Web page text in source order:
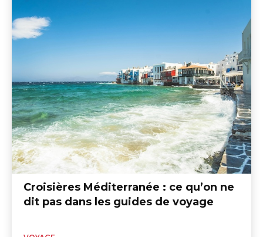
Croisières Méditerranée : ce qu’on ne
dit pas dans les guides de voyage